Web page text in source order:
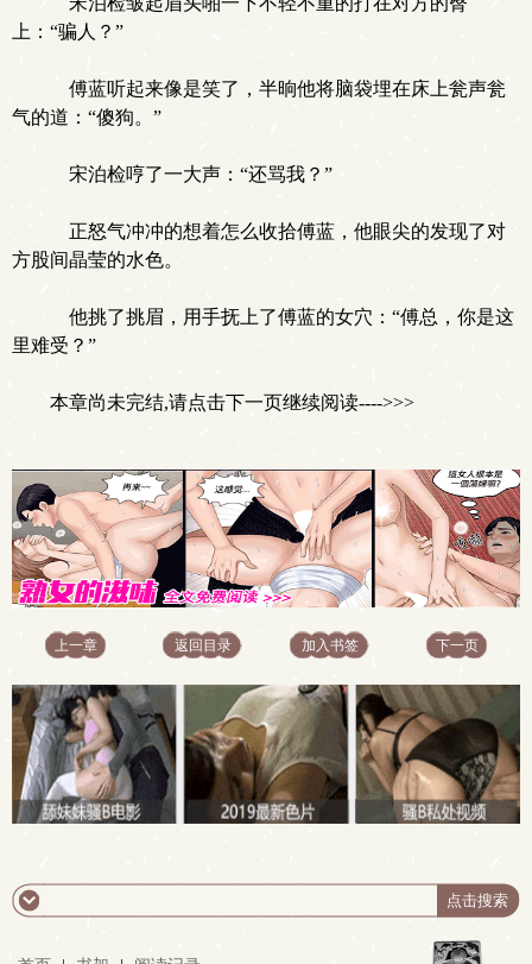
上：“骗人？”
傅蓝听起来像是笑了，半晌他将脑袋埋在床上瓮声瓮
气的道：“傻狗。”
宋泊检哼了一大声：“还骂我？”
正怒气冲冲的想着怎么收拾傅蓝，他眼尖的发现了对
方股间晶莹的水色。
他挑了挑眉，用手抚上了傅蓝的女穴：“傅总，你是这
里难受？”
本章尚未完结,请点击下一页继续阅读---->>>
上一章 返回目录 加入书签 下一页